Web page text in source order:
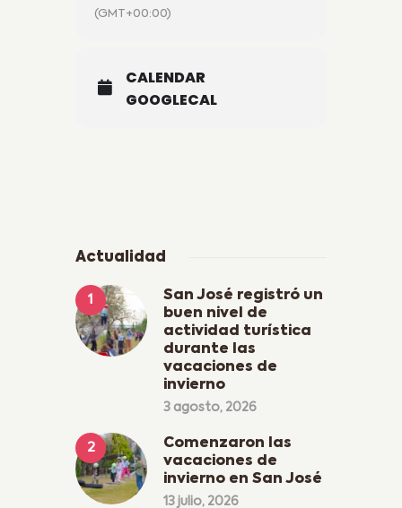
(GMT+00:00)
CALENDAR
GOOGLECAL
Actualidad
San José registró un
buen nivel de
actividad turística
durante las
vacaciones de
invierno
3 agosto, 2026
Comenzaron las
vacaciones de
invierno en San José
13 julio, 2026